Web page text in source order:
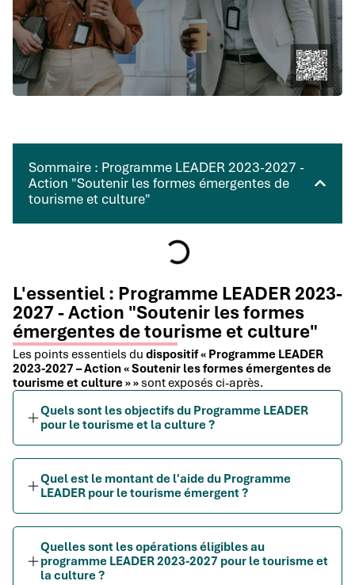
Sommaire : Programme LEADER 2023-2027 -
Action "Soutenir les formes émergentes de
tourisme et culture"
L'essentiel : Programme LEADER 2023-
2027 - Action "Soutenir les formes
émergentes de tourisme et culture"
Les points essentiels du dispositif « Programme LEADER
2023-2027 – Action « Soutenir les formes émergentes de
tourisme et culture » » sont exposés ci-après.
Quels sont les objectifs du Programme LEADER
pour le tourisme et la culture ?
Quel est le montant de l'aide du Programme
LEADER pour le tourisme émergent ?
Quelles sont les opérations éligibles au
programme LEADER 2023-2027 pour le tourisme et
la culture ?